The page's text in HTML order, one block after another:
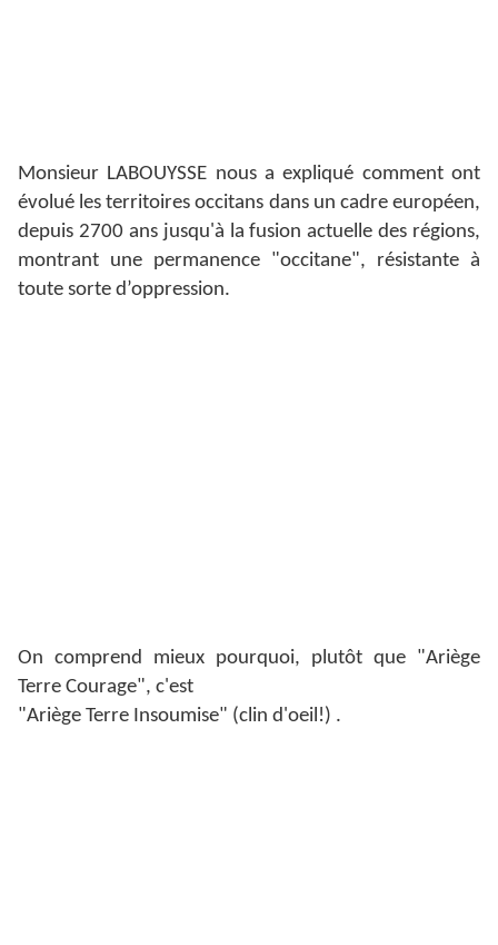
Monsieur LABOUYSSE nous a expliqué comment ont
évolué les territoires occitans dans un cadre européen,
depuis 2700 ans jusqu'à la fusion actuelle des régions,
montrant une permanence "occitane", résistante à
toute sorte d’oppression.
On comprend mieux pourquoi, plutôt que "Ariège
Terre Courage", c'est
"Ariège Terre Insoumise" (clin d'oeil!) .